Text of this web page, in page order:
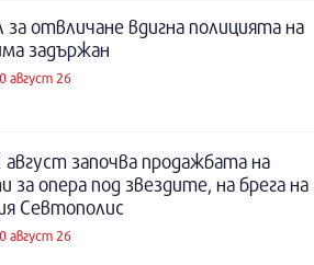
за отвличане вдигна полицията на
задържан
август 26
започва продажбата на
за опера под звездите, на брега на
Севтополис
август 26